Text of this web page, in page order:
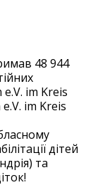
48 944
im Kreis
im Kreis
дітей
та